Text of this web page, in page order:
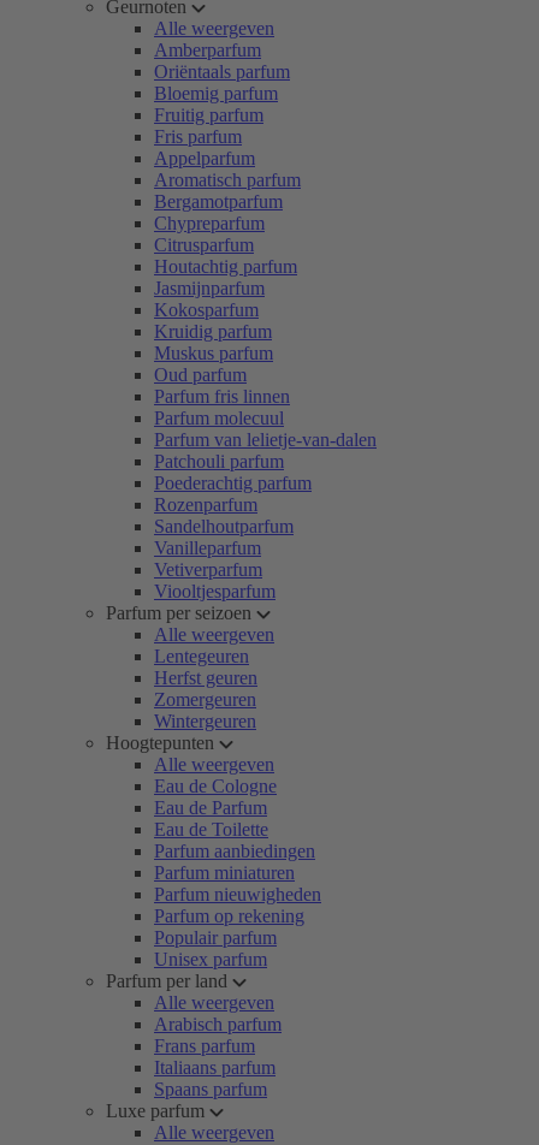
Geurnoten
Alle weergeven
Amberparfum
Oriëntaals parfum
Bloemig parfum
Fruitig parfum
Fris parfum
Appelparfum
Aromatisch parfum
Bergamotparfum
Chypreparfum
Citrusparfum
Houtachtig parfum
Jasmijnparfum
Kokosparfum
Kruidig parfum
Muskus parfum
Oud parfum
Parfum fris linnen
Parfum molecuul
Parfum van lelietje-van-dalen
Patchouli parfum
Poederachtig parfum
Rozenparfum
Sandelhoutparfum
Vanilleparfum
Vetiverparfum
Viooltjesparfum
Parfum per seizoen
Alle weergeven
Lentegeuren
Herfst geuren
Zomergeuren
Wintergeuren
Hoogtepunten
Alle weergeven
Eau de Cologne
Eau de Parfum
Eau de Toilette
Parfum aanbiedingen
Parfum miniaturen
Parfum nieuwigheden
Parfum op rekening
Populair parfum
Unisex parfum
Parfum per land
Alle weergeven
Arabisch parfum
Frans parfum
Italiaans parfum
Spaans parfum
Luxe parfum
Alle weergeven